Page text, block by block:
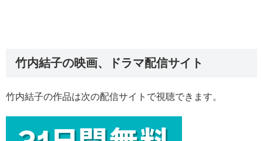
竹内結子の映画、ドラマ配信サイト
竹内結子の作品は次の配信サイトで視聴できます。